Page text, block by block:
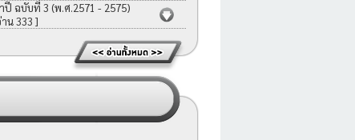
ฉบับที่ 3 (พ.ศ.2571 - 2575)
น 333 ]